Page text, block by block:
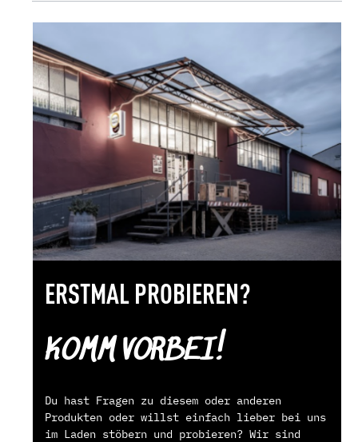
ERSTMAL PROBIEREN?
KOMM VORBEI!
Du hast Fragen zu diesem oder anderen
Produkten oder willst einfach lieber bei uns
im Laden stöbern und probieren? Wir sind